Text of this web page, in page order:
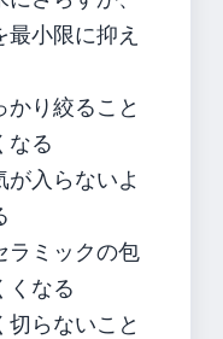
小限に抑え
り絞ること
なる
入らないよ
ラミックの包
くなる
らないこと